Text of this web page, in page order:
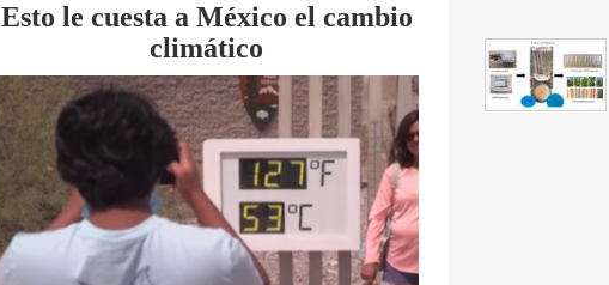
Esto le cuesta a México el cambio
climático